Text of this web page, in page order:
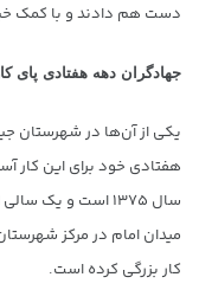
دست هم دادند و با کمک
جهادگران دهه هفتادی پای
یکی از آن‌ها در شهرستان
هفتادی خود برای این کار
سال ۱۳۷۵ است و
میدان امام در مرکز
کار بزرگی کرده است.